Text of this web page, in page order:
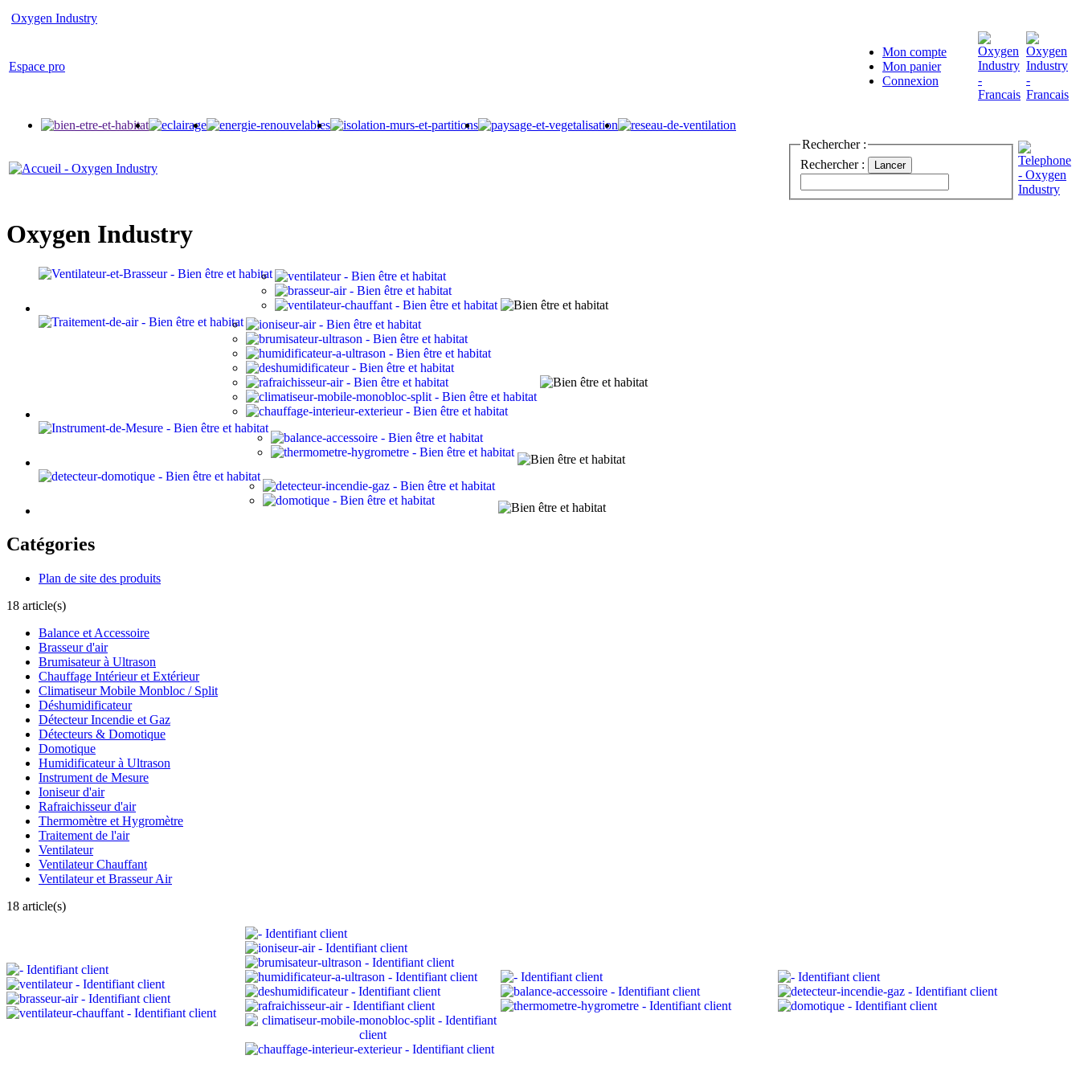
Oxygen Industry
Espace pro
Mon compte
Mon panier
Connexion
Rechercher :
Rechercher :
Lancer
Oxygen Industry
Catégories
Plan de site des produits
18 article(s)
Balance et Accessoire
Brasseur d'air
Brumisateur à Ultrason
Chauffage Intérieur et Extérieur
Climatiseur Mobile Monbloc / Split
Déshumidificateur
Détecteur Incendie et Gaz
Détecteurs & Domotique
Domotique
Humidificateur à Ultrason
Instrument de Mesure
Ioniseur d'air
Rafraichisseur d'air
Thermomètre et Hygromètre
Traitement de l'air
Ventilateur
Ventilateur Chauffant
Ventilateur et Brasseur Air
18 article(s)